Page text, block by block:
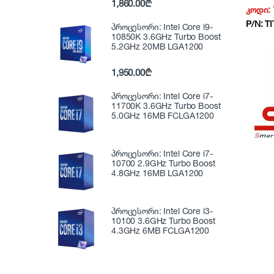
12V/
port,
კოდი:
P/N:
1,860.00₾
პროცესორი: Intel Core i9-
10850K 3.6GHz Turbo Boost
5.2GHz 20MB LGA1200
1,950.00₾
პროცესორი: Intel Core i7-
11700K 3.6GHz Turbo Boost
5.0GHz 16MB FCLGA1200
პროცესორი: Intel Core i7-
10700 2.9GHz Turbo Boost
4.8GHz 16MB LGA1200
პროცესორი: Intel Core i3-
10100 3.6GHz Turbo Boost
4.3GHz 6MB FCLGA1200